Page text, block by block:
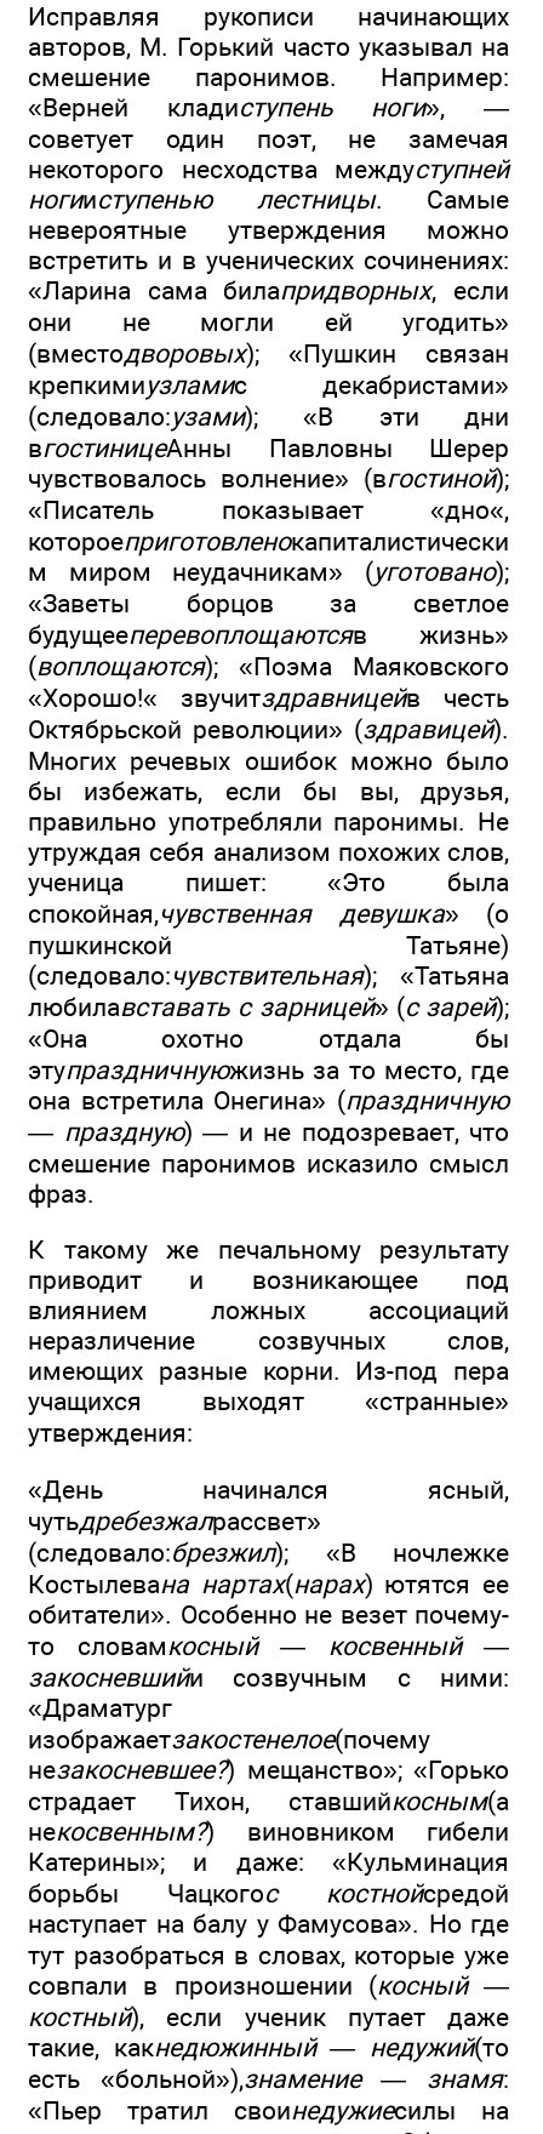
Исправляя рукописи начинающих
авторов, М. Горький часто указывал на
смешение паронимов. Например:
«Верней кладиступень ноги», —
советует один поэт, не замечая
некоторого несходства междуступней
ногииступенью лестницы. Самые
невероятные утверждения можно
встретить и в ученических сочинениях:
«Ларина сама билапридворных, если
они не могли ей угодить»
(вместодворовых); «Пушкин связан
крепкимиузламис декабристами»
(следовало:узами); «В эти дни
вгостиницеАнны Павловны Шерер
чувствовалось волнение» (вгостиной);
«Писатель показывает «дно«,
котороеприготовленокапиталистически
м миром неудачникам» (уготовано);
«Заветы борцов за светлое
будущееперевоплощаютсяв жизнь»
(воплощаются); «Поэма Маяковского
«Хорошо!« звучитздравницейв честь
Октябрьской революции» (здравицей).
Многих речевых ошибок можно было
бы избежать, если бы вы, друзья,
правильно употребляли паронимы. Не
утруждая себя анализом похожих слов,
ученица пишет: «Это была
спокойная,чувственная девушка» (о
пушкинской Татьяне)
(следовало:чувствительная); «Татьяна
любилавставать с зарницей» (с зарей);
«Она охотно отдала бы
этупраздничнуюжизнь за то место, где
она встретила Онегина» (праздничную
— праздную) — и не подозревает, что
смешение паронимов исказило смысл
фраз.
К такому же печальному результату
приводит и возникающее под
влиянием ложных ассоциаций
неразличение созвучных слов,
имеющих разные корни. Из-под пера
учащихся выходят «странные»
утверждения:
«День начинался ясный,
чутьдребезжалрассвет»
(следовало:брезжил); «В ночлежке
Костылевана нартах(нарах) ютятся ее
обитатели». Особенно не везет почему-
то словамкосный — косвенный —
закосневшийи созвучным с ними:
«Драматург
изображаетзакостенелое(почему
незакосневшее?) мещанство»; «Горько
страдает Тихон, ставшийкосным(а
некосвенным?) виновником гибели
Катерины»; и даже: «Кульминация
борьбы Чацкогос костнойсредой
наступает на балу у Фамусова». Но где
тут разобраться в словах, которые уже
совпали в произношении (косный —
костный), если ученик путает даже
такие, какнедюжинный — недужий(то
есть «больной»),знамение — знамя:
«Пьер тратил своинедужиесилы на